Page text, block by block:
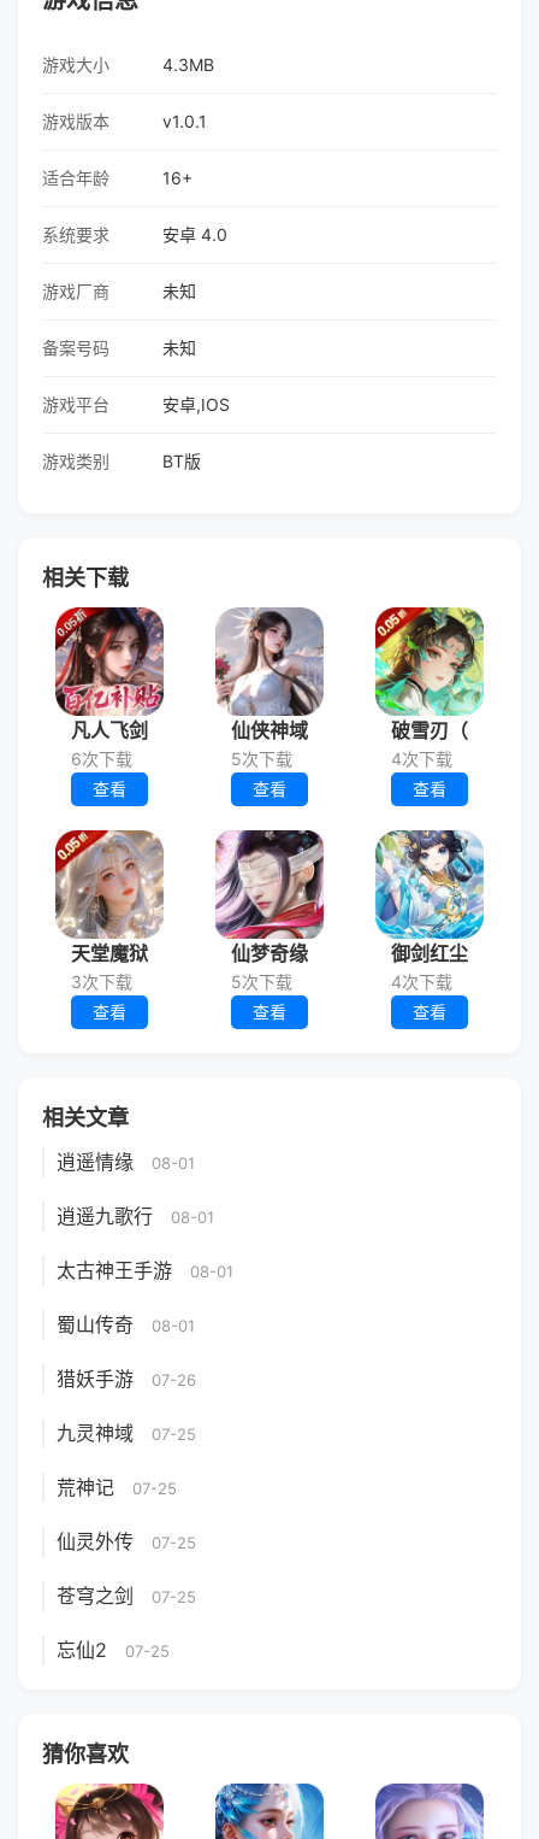
游戏大小 4.3MB
游戏版本 v1.0.1
适合年龄 16+
系统要求 安卓 4.0
游戏厂商 未知
备案号码 未知
游戏平台 安卓,IOS
游戏类别 BT版
相关下载
凡人飞剑
6次下载
查看
仙侠神域
5次下载
查看
破雪刃（
4次下载
查看
天堂魔狱
3次下载
查看
仙梦奇缘
5次下载
查看
御剑红尘
4次下载
查看
相关文章
逍遥情缘 08-01
逍遥九歌行 08-01
太古神王手游 08-01
蜀山传奇 08-01
猎妖手游 07-26
九灵神域 07-25
荒神记 07-25
仙灵外传 07-25
苍穹之剑 07-25
忘仙2 07-25
猜你喜欢